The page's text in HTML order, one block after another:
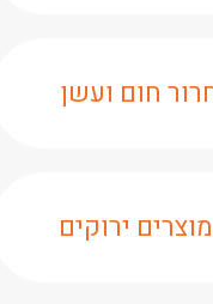
חום ועשן
מוצרים ירוקים